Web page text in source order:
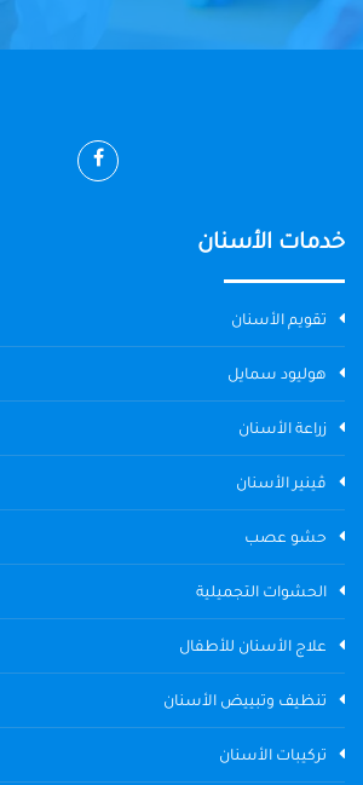
خدمات الأسنان
تقويم الأسنان
هوليود سمايل
زراعة الأسنان
ڤينير الأسنان
حشو عصب
الحشوات التجميلية
علاج الأسنان للأطفال
تنظيف وتبييض الأسنان
تركيبات الأسنان